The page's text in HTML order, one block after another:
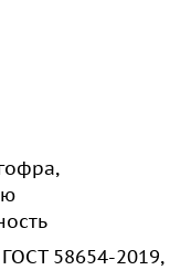
58654-2019,